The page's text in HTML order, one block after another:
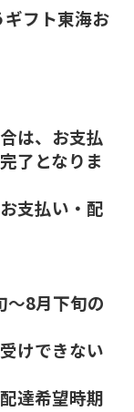
フト東海お
は、お支払
了となりま
支払い・配
8月下旬の
けできない
達希望時期